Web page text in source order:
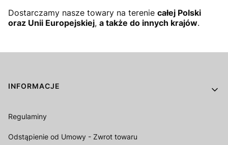
Dostarczamy nasze towary na terenie całej Polski
oraz Unii Europejskiej, a także do innych krajów.
Linki w stopce
INFORMACJE
Regulaminy
Odstąpienie od Umowy - Zwrot towaru